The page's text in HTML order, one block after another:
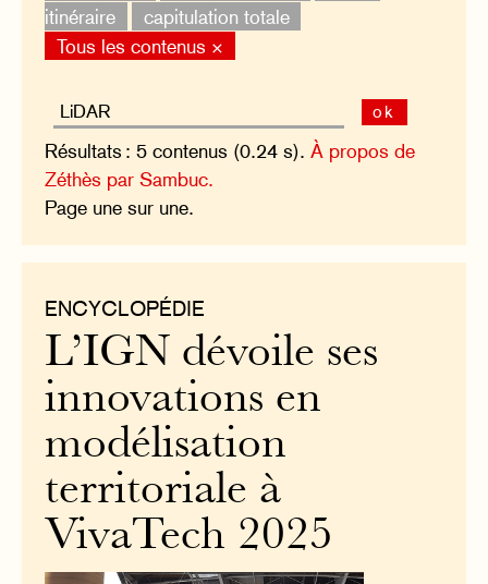
itinéraire
capitulation totale
Tous les contenus ×
ok
Résultats : 5 contenus (0.24 s).À propos de
Zéthès par Sambuc.
Page une sur une.
ENCYCLOPÉDIE
L’IGN dévoile ses
innovations en
modélisation
territoriale à
VivaTech 2025